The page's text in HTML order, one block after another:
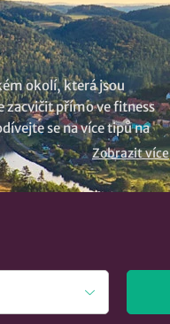
okolí, která jsou
zacvičit přímo ve fitness
se na více tipů na
Zobrazit více